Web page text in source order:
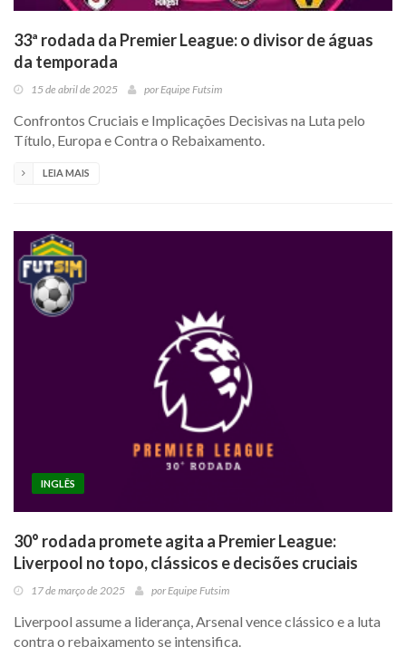
33ª rodada da Premier League: o divisor de águas
da temporada
15 de abril de 2025 porEquipe Futsim
Confrontos Cruciais e Implicações Decisivas na Luta pelo
Título, Europa e Contra o Rebaixamento.
LEIA MAIS
INGLÊS
30° rodada promete agita a Premier League:
Liverpool no topo, clássicos e decisões cruciais
17 de março de 2025 por Equipe Futsim
Liverpool assume a liderança, Arsenal vence clássico e a luta
contra o rebaixamento se intensifica.